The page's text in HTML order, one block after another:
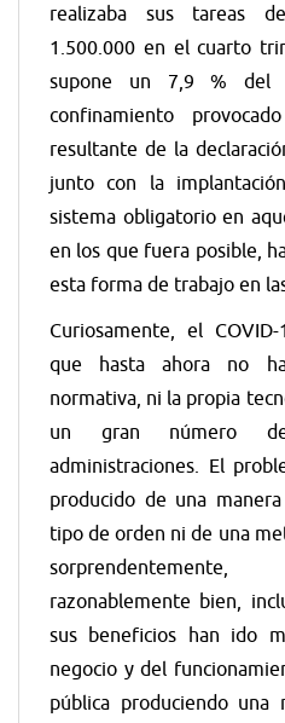
realizaba sus tareas
1.500.000 en el cuarto
supone un 7,9 % del
confinamiento
resultante de la
junto con la
sistema obligatorio en
en los que fuera posible,
esta forma de trabajo en
Curiosamente, el
que hasta ahora no
normativa, ni la propia
un gran número
administraciones. El
producido de una
tipo de orden ni de una
razonablemente bien,
sus beneficios han ido
negocio y del
pública produciendo una